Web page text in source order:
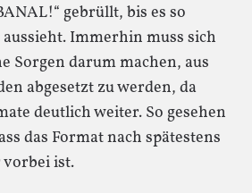
gebrüllt, bis es so
aussieht. Immerhin muss sich
Sorgen darum machen, aus
abgesetzt zu werden, da
deutlich weiter. So gesehen
das Format nach spätestens
vorbei ist.